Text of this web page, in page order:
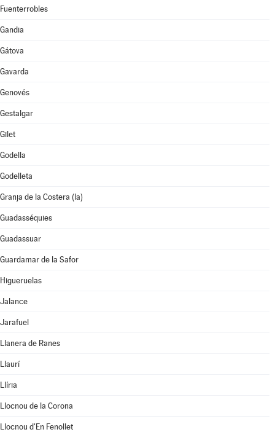
Fuenterrobles
Gandia
Gátova
Gavarda
Genovés
Gestalgar
Gilet
Godella
Godelleta
Granja de la Costera (la)
Guadasséquies
Guadassuar
Guardamar de la Safor
Higueruelas
Jalance
Jarafuel
Llanera de Ranes
Llaurí
Llíria
Llocnou de la Corona
Llocnou d'En Fenollet